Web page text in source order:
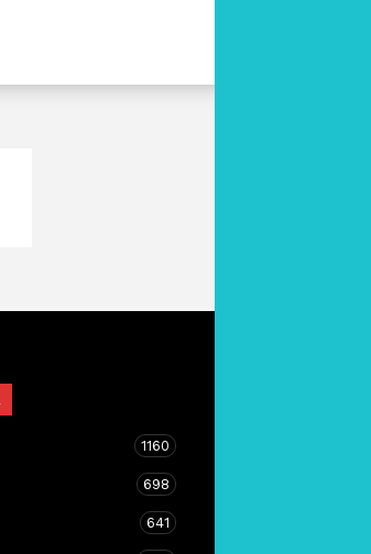
1160
698
641